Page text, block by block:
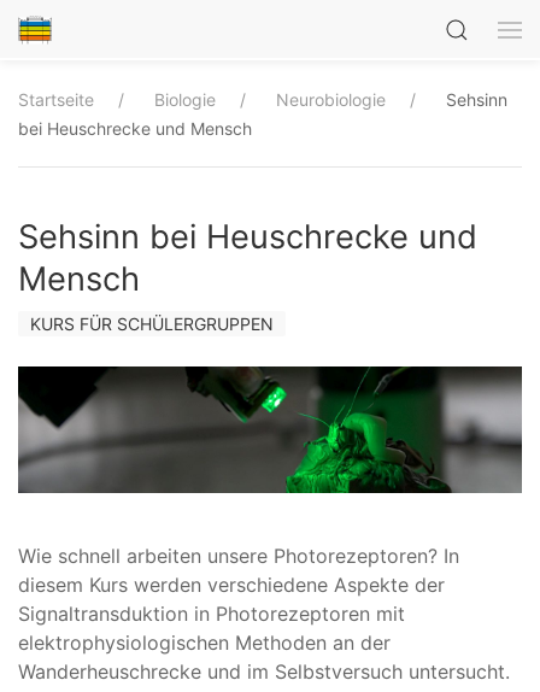
Startseite Biologie Neurobiologie
Sehsinn
bei Heuschrecke und Mensch
Sehsinn bei Heuschrecke und
Mensch
KURS FÜR SCHÜLERGRUPPEN
Wie schnell arbeiten unsere Photorezeptoren? In
diesem Kurs werden verschiedene Aspekte der
Signaltransduktion in Photorezeptoren mit
elektrophysiologischen Methoden an der
Wanderheuschrecke und im Selbstversuch untersucht.